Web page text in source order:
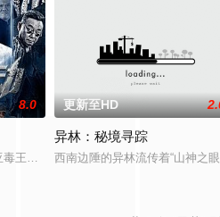
8.0
王廖爷将携600余公斤毒品来云交易，
更新至HD
异林：秘境寻踪
西南边陲的异林流传着“山神之